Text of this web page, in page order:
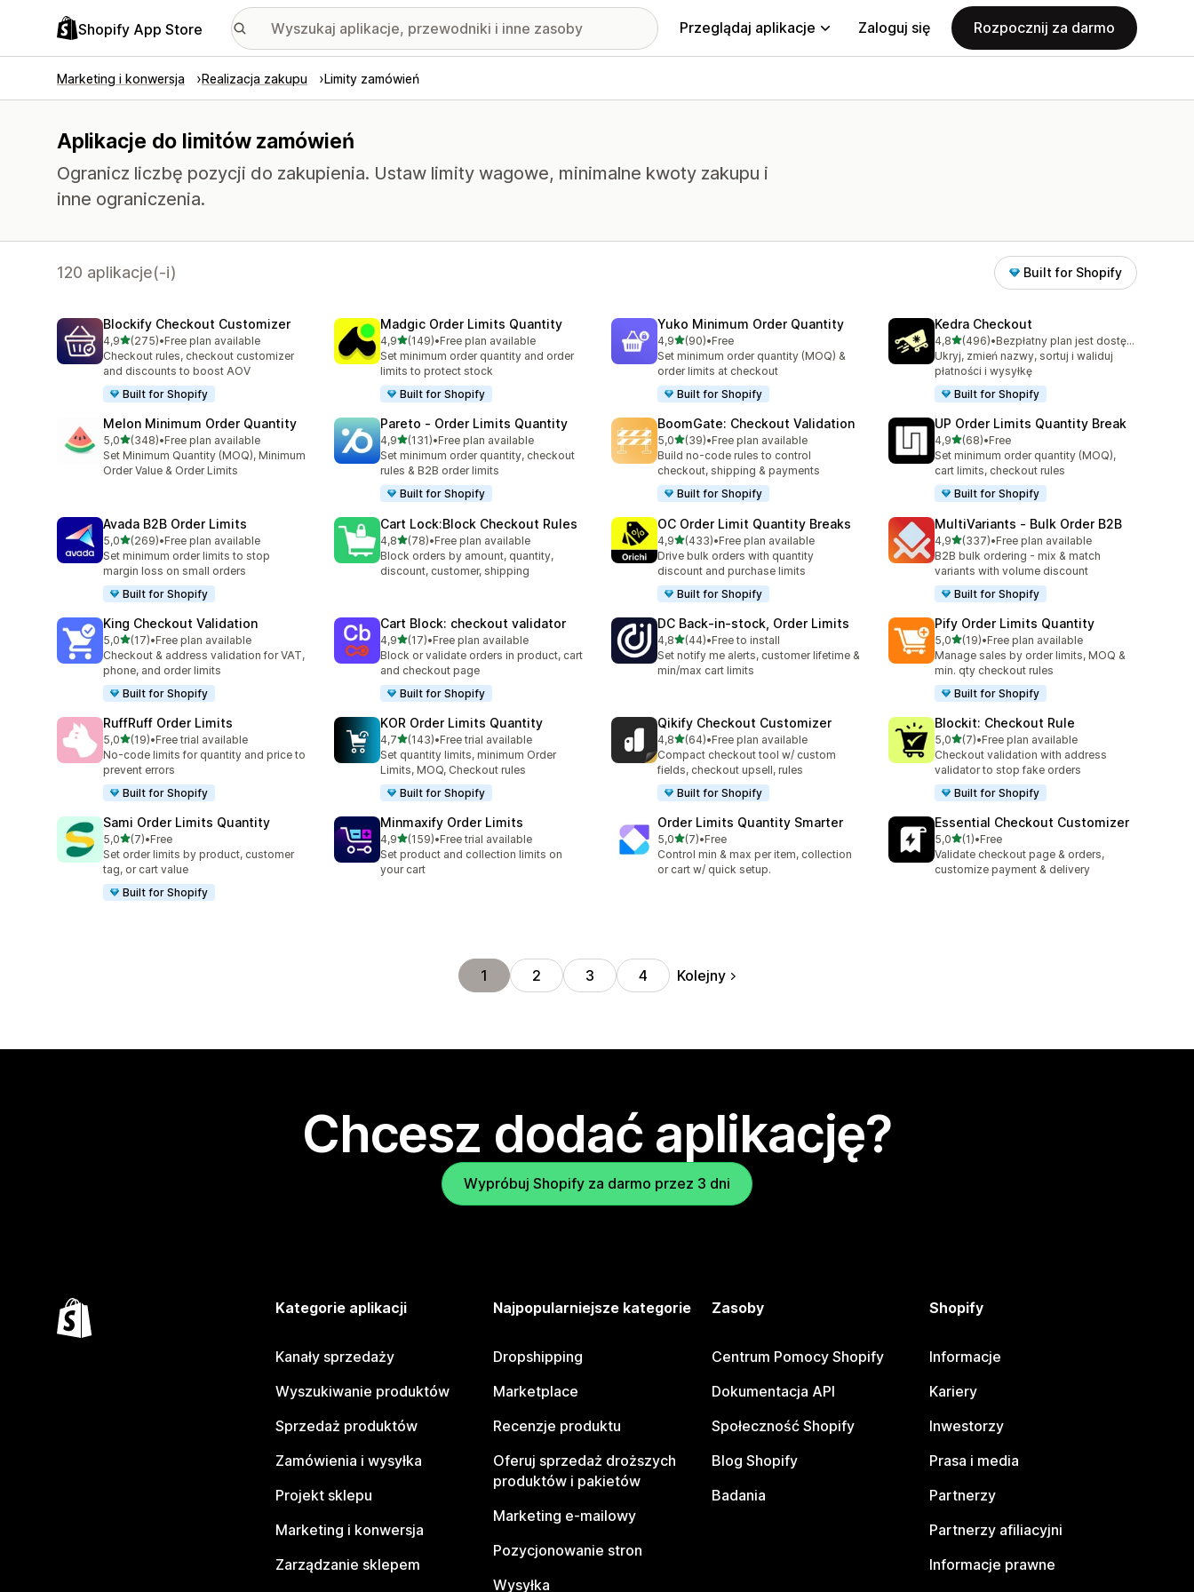
Shopify App Store Przeglądaj aplikacje Zaloguj się Rozpocznij za darmo
Marketing i konwersja Realizacja zakupu Limity zamówień
Aplikacje do limitów zamówień
Ogranicz liczbę pozycji do zakupienia. Ustaw limity wagowe, minimalne kwoty zakupu i
inne ograniczenia.
120 aplikacje(-i) Built for Shopify
Blockify Checkout Customizer
4,9na 5 gwiazdek
(275)
Łączna liczba recenzji: 275
•Free plan available
Checkout rules, checkout customizer
and discounts to boost AOV
Built for Shopify
Madgic Order Limits Quantity
4,9na 5 gwiazdek
(149)
Łączna liczba recenzji: 149
•Free plan available
Set minimum order quantity and order
limits to protect stock
Built for Shopify
Yuko Minimum Order Quantity
4,9na 5 gwiazdek
(90)
Łączna liczba recenzji: 90
•Free
Set minimum order quantity (MOQ) &
order limits at checkout
Built for Shopify
Kedra Checkout
4,8na 5 gwiazdek
(496)
Łączna liczba recenzji: 496
•
Bezpłatny plan jest dostępny
Ukryj, zmień nazwy, sortuj i waliduj
płatności i wysyłkę
Built for Shopify
Melon Minimum Order Quantity
5,0na 5 gwiazdek
(348)
Łączna liczba recenzji: 348
•Free plan available
Set Minimum Quantity (MOQ), Minimum
Order Value & Order Limits
Pareto ‑ Order Limits Quantity
4,9na 5 gwiazdek
(131)
Łączna liczba recenzji: 131
•Free plan available
Set minimum order quantity, checkout
rules & B2B order limits
Built for Shopify
BoomGate: Checkout Validation
5,0na 5 gwiazdek
(39)
Łączna liczba recenzji: 39
•Free plan available
Build no-code rules to control
checkout, shipping & payments
Built for Shopify
UP Order Limits Quantity Break
4,9na 5 gwiazdek
(68)
Łączna liczba recenzji: 68
•Free
Set minimum order quantity (MOQ),
cart limits, checkout rules
Built for Shopify
Avada B2B Order Limits
5,0na 5 gwiazdek
(269)
Łączna liczba recenzji: 269
•Free plan available
Set minimum order limits to stop
margin loss on small orders
Built for Shopify
Cart Lock:Block Checkout Rules
4,8na 5 gwiazdek
(78)
Łączna liczba recenzji: 78
•Free plan available
Block orders by amount, quantity,
discount, customer, shipping
OC Order Limit Quantity Breaks
4,9na 5 gwiazdek
(433)
Łączna liczba recenzji: 433
•Free plan available
Drive bulk orders with quantity
discount and purchase limits
Built for Shopify
MultiVariants ‑ Bulk Order B2B
4,9na 5 gwiazdek
(337)
Łączna liczba recenzji: 337
•Free plan available
B2B bulk ordering - mix & match
variants with volume discount
Built for Shopify
King Checkout Validation
5,0na 5 gwiazdek
(17)
Łączna liczba recenzji: 17
•Free plan available
Checkout & address validation for VAT,
phone, and order limits
Built for Shopify
Cart Block: checkout validator
4,9na 5 gwiazdek
(17)
Łączna liczba recenzji: 17
•Free plan available
Block or validate orders in product, cart
and checkout page
Built for Shopify
DC Back‑in‑stock, Order Limits
4,8na 5 gwiazdek
(44)
Łączna liczba recenzji: 44
•Free to install
Set notify me alerts, customer lifetime &
min/max cart limits
Pify Order Limits Quantity
5,0na 5 gwiazdek
(19)
Łączna liczba recenzji: 19
•Free plan available
Manage sales by order limits, MOQ &
min. qty checkout rules
Built for Shopify
RuffRuff Order Limits
5,0na 5 gwiazdek
(19)
Łączna liczba recenzji: 19
•Free trial available
No‑code limits for quantity and price to
prevent errors
Built for Shopify
KOR Order Limits Quantity
4,7na 5 gwiazdek
(143)
Łączna liczba recenzji: 143
•Free trial available
Set quantity limits, minimum Order
Limits, MOQ, Checkout rules
Built for Shopify
Qikify Checkout Customizer
4,8na 5 gwiazdek
(64)
Łączna liczba recenzji: 64
•Free plan available
Compact checkout tool w/ custom
fields, checkout upsell, rules
Built for Shopify
Blockit: Checkout Rule
5,0na 5 gwiazdek
(7)
Łączna liczba recenzji: 7
•Free plan available
Checkout validation with address
validator to stop fake orders
Built for Shopify
Sami Order Limits Quantity
5,0na 5 gwiazdek
(7)
Łączna liczba recenzji: 7
•Free
Set order limits by product, customer
tag, or cart value
Built for Shopify
Minmaxify Order Limits
4,9na 5 gwiazdek
(159)
Łączna liczba recenzji: 159
•Free trial available
Set product and collection limits on
your cart
Order Limits Quantity Smarter
5,0na 5 gwiazdek
(7)
Łączna liczba recenzji: 7
•Free
Control min & max per item, collection
or cart w/ quick setup.
Essential Checkout Customizer
5,0na 5 gwiazdek
(1)
Łączna liczba recenzji: 1
•Free
Validate checkout page & orders,
customize payment & delivery
1 2 3 4 Kolejny
Chcesz dodać aplikację?
Wypróbuj Shopify za darmo przez 3 dni
Kategorie aplikacji
Kanały sprzedaży
Wyszukiwanie produktów
Sprzedaż produktów
Zamówienia i wysyłka
Projekt sklepu
Marketing i konwersja
Zarządzanie sklepem
Najpopularniejsze kategorie
Dropshipping
Marketplace
Recenzje produktu
Oferuj sprzedaż droższych
produktów i pakietów
Marketing e-mailowy
Pozycjonowanie stron
Wysyłka
Zasoby
Centrum Pomocy Shopify
Dokumentacja API
Społeczność Shopify
Blog Shopify
Badania
Shopify
Informacje
Kariery
Inwestorzy
Prasa i media
Partnerzy
Partnerzy afiliacyjni
Informacje prawne